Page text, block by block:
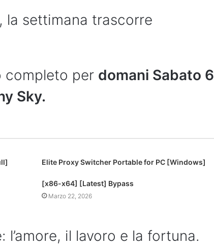
, la settimana trascorre
completo per domani Sabato 6
Sky.
Elite Proxy Switcher Portable for PC [Windows]
[x86-x64] [Latest] Bypass
Marzo 22, 2026
l’amore, il lavoro e la fortuna.